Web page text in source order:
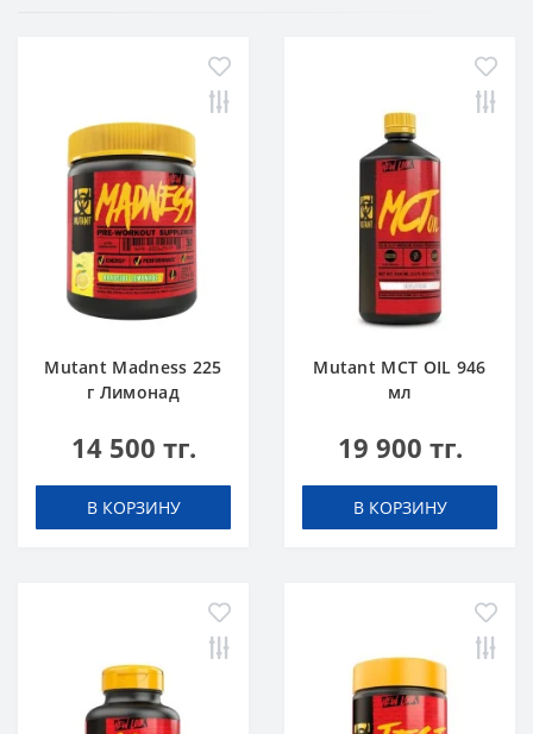
Mutant Madness 225
г Лимонад
14 500 тг.
В КОРЗИНУ
Mutant MCT OIL 946
мл
19 900 тг.
В КОРЗИНУ